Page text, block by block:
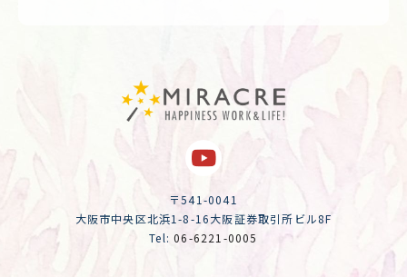
〒541-0041
大阪市中央区北浜1-8-16大阪証券取引所ビル8F
Tel:06-6221-0005